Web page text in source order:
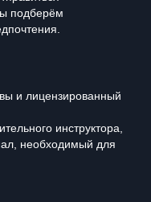
подберём
и лицензированный
инструктора,
необходимый для